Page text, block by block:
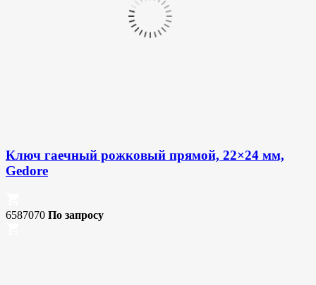
Ключ гаечный рожковый прямой, 22×24 мм,
Gedore
6587070 По запросу